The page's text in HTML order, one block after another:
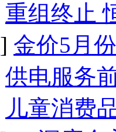
重组终止
] 金价5月
供电服务
儿童消费